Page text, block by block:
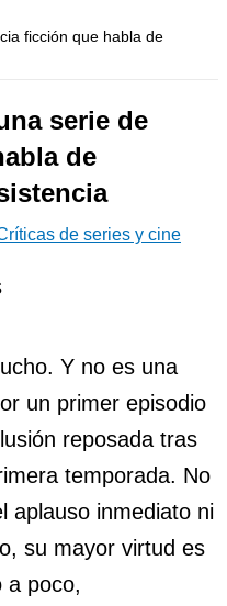
ficción que habla de
serie de
de
de series y cine
Y no es una
un primer episodio
reposada tras
temporada. No
aplauso inmediato ni
su mayor virtud es
a poco,